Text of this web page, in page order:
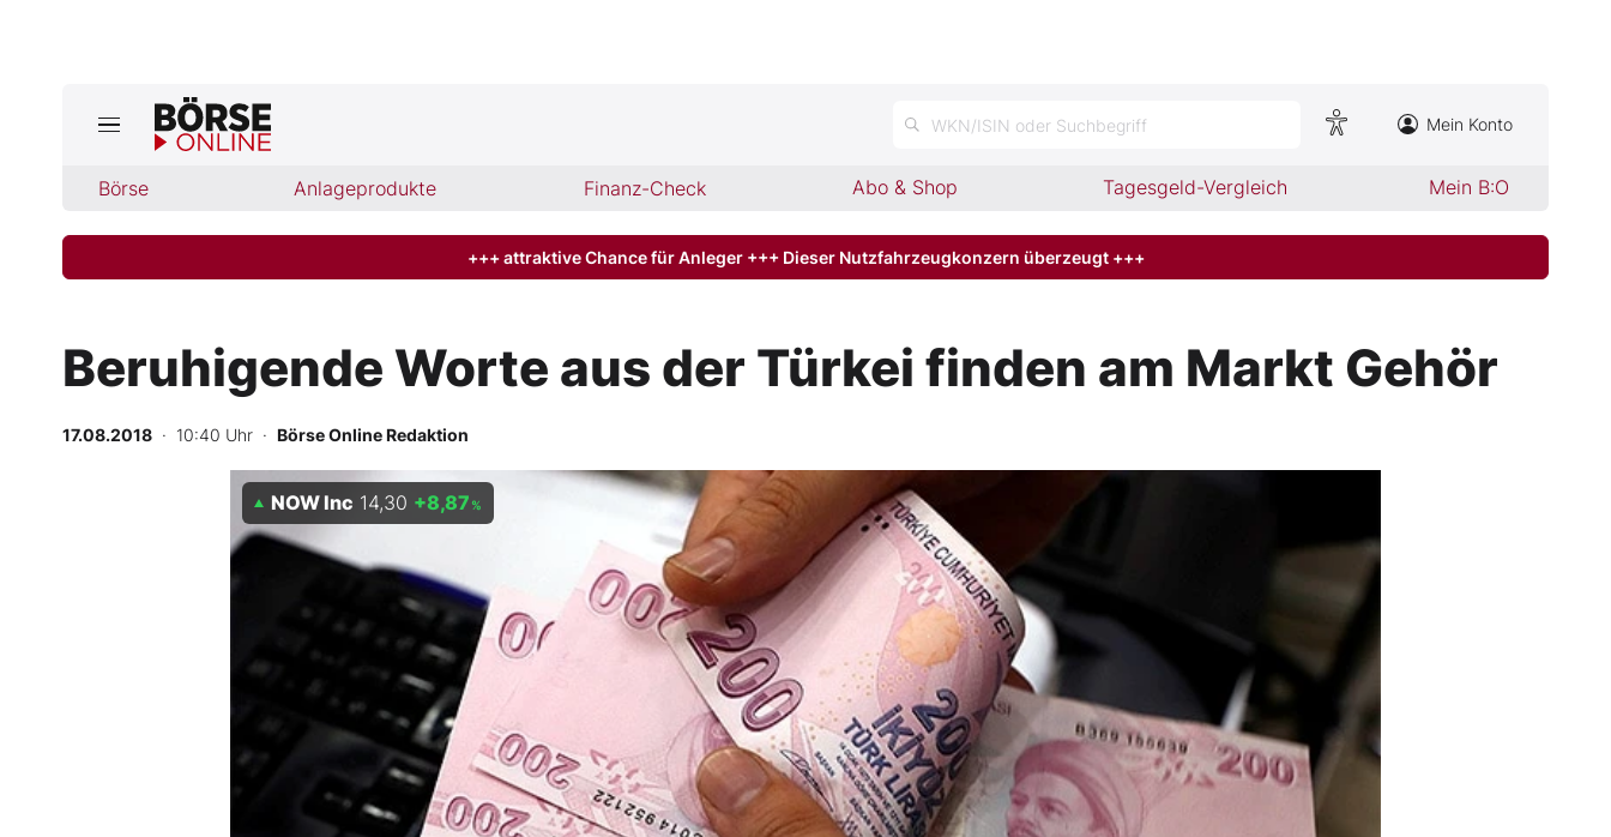
WKN/ISIN oder Suchbegriff Mein Konto
Börse Anlageprodukte Finanz-Check Abo & Shop Tagesgeld-Vergleich Mein B:O
Börse
Abo & Shop
BO-Musterdepots
Experten
Mein B:O
Mein Konto
+++ attraktive Chance für Anleger +++ Dieser Nutzfahrzeugkonzern überzeugt +++
Beruhigende Worte aus der Türkei finden am Markt Gehör
17.08.2018 · 10:40 Uhr · Börse Online Redaktion
NOW Inc 14,30 +8,87 %